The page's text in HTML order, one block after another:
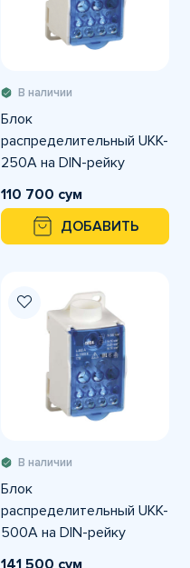
В наличии
Блок
распределительный UKK-
250А на DIN-рейку
110 700 сум
ДОБАВИТЬ
В наличии
Блок
распределительный UKK-
500А на DIN-рейку
141 500 сум